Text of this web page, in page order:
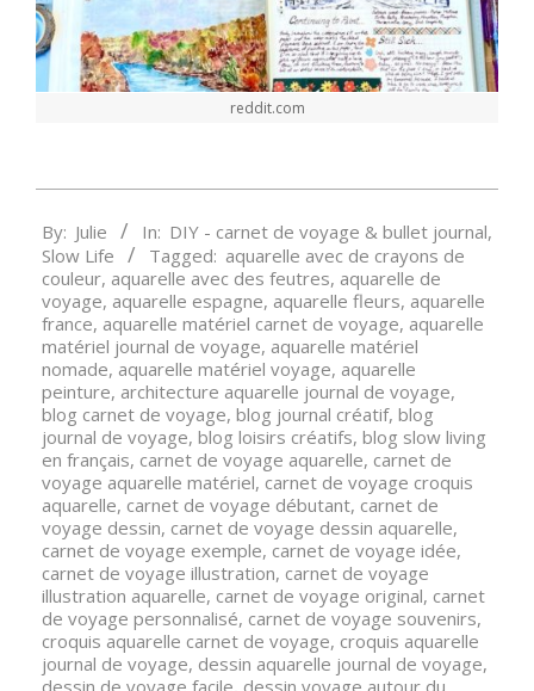
reddit.com
03-
05
By: Julie In: DIY - carnet de voyage & bullet journal,
Slow Life
Tagged: aquarelle avec de crayons de
couleur, aquarelle avec des feutres, aquarelle de
voyage, aquarelle espagne, aquarelle fleurs, aquarelle
france, aquarelle matériel carnet de voyage, aquarelle
matériel journal de voyage, aquarelle matériel
nomade, aquarelle matériel voyage, aquarelle
peinture, architecture aquarelle journal de voyage,
blog carnet de voyage, blog journal créatif, blog
journal de voyage, blog loisirs créatifs, blog slow living
en français, carnet de voyage aquarelle, carnet de
voyage aquarelle matériel, carnet de voyage croquis
aquarelle, carnet de voyage débutant, carnet de
voyage dessin, carnet de voyage dessin aquarelle,
carnet de voyage exemple, carnet de voyage idée,
carnet de voyage illustration, carnet de voyage
illustration aquarelle, carnet de voyage original, carnet
de voyage personnalisé, carnet de voyage souvenirs,
croquis aquarelle carnet de voyage, croquis aquarelle
journal de voyage, dessin aquarelle journal de voyage,
dessin de voyage facile, dessin voyage autour du